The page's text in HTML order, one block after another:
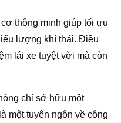
thông minh giúp tối ưu
lượng khí thải. Điều
lái xe tuyệt vời mà còn
chỉ sở hữu một
một tuyên ngôn về công